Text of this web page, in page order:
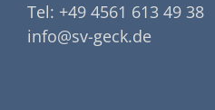
Tel: +49 4561 613 49 38
info@sv-geck.de